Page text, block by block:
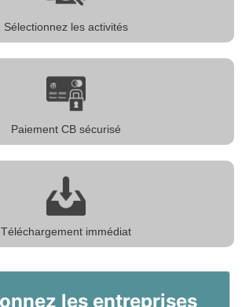
Sélectionnez les activités
Paiement CB sécurisé
Téléchargement immédiat